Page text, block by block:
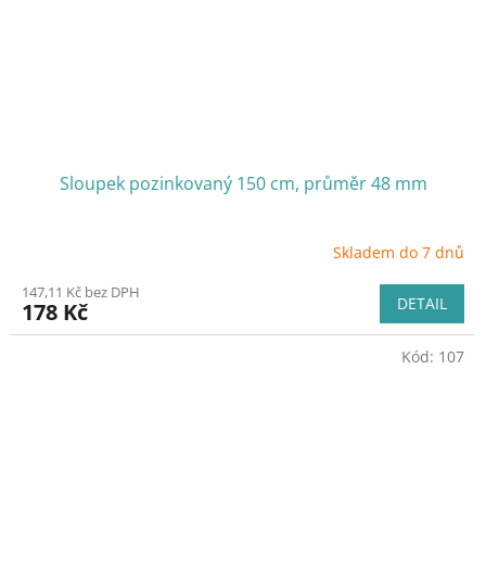
Sloupek pozinkovaný 150 cm, průměr 48 mm
Skladem do 7 dnů
147,11 Kč bez DPH
178 Kč DETAIL
Kód: 107